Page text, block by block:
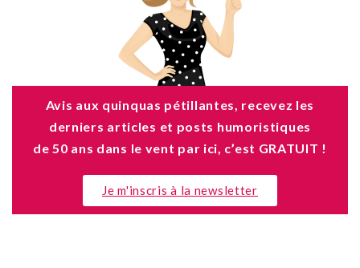
Avis aux quinquas pétillantes, recevez les
derniers articles et posts humoristiques
de 50 ans dans le vent par ici, c’est GRATUIT !
Je m'inscris à la newsletter